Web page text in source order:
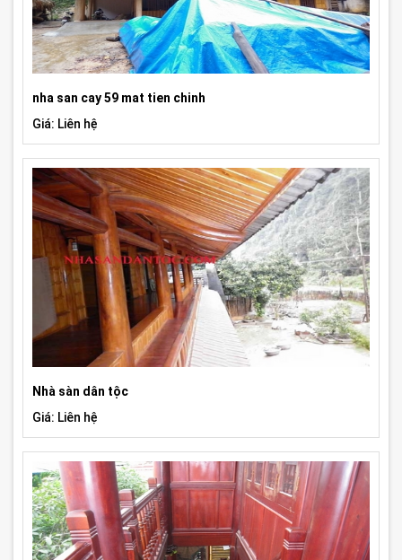
nha san cay 59 mat tien chinh
Giá: Liên hệ
Nhà sàn dân tộc
Giá: Liên hệ